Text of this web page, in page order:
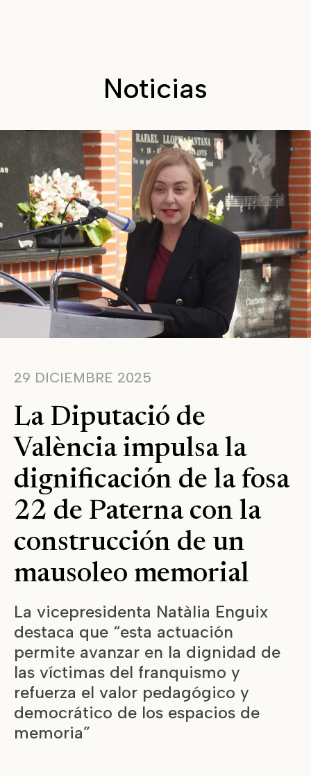
Noticias
29 DICIEMBRE 2025
La Diputació de
València impulsa la
dignificación de la fosa
22 de Paterna con la
construcción de un
mausoleo memorial
La vicepresidenta Natàlia Enguix
destaca que “esta actuación
permite avanzar en la dignidad de
las víctimas del franquismo y
refuerza el valor pedagógico y
democrático de los espacios de
memoria”